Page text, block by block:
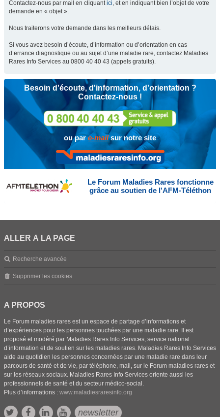
Contactez-nous par mail en cliquantici, et en indiquant bien l’objet de votre
demande en « objet ».
Nous traiterons votre demande dans les meilleurs délais.
Si vous avez besoin d’écoute, d’information ou d’orientation en cas
d’errance diagnostique ou au sujet d’une maladie rare, contactez Maladies
Rares Info Services au 0800 40 40 43 (appels gratuits).
Besoin d'écoute, d'information, d'orientation ?
Contactez-nous !
ou pare-mailsur notre site
Le Forum Maladies Rares fonctionne
grâce au soutien de l'AFM-Téléthon
ALLER À LA PAGE
Recherche avancée
Supprimer les cookies
A PROPOS
Le Forum maladies rares est un espace de partage d’informations et
d’expériences pour les personnes touchées par une maladie rare. Il est
proposé et modéré par Maladies Rares Info Services, service national
d’information et de soutien sur les maladies rares. Maladies Rares Info Services
aide au quotidien les personnes concernées par une maladie rare dans leur
parcours de santé et de vie, par téléphone, mail, sur le Forum maladies rares et
sur les réseaux sociaux. Maladies Rares Info Services oriente aussi les
professionnels de santé et du secteur médico-social.
Plus d’informations : www.maladiesraresinfo.org
newsletter